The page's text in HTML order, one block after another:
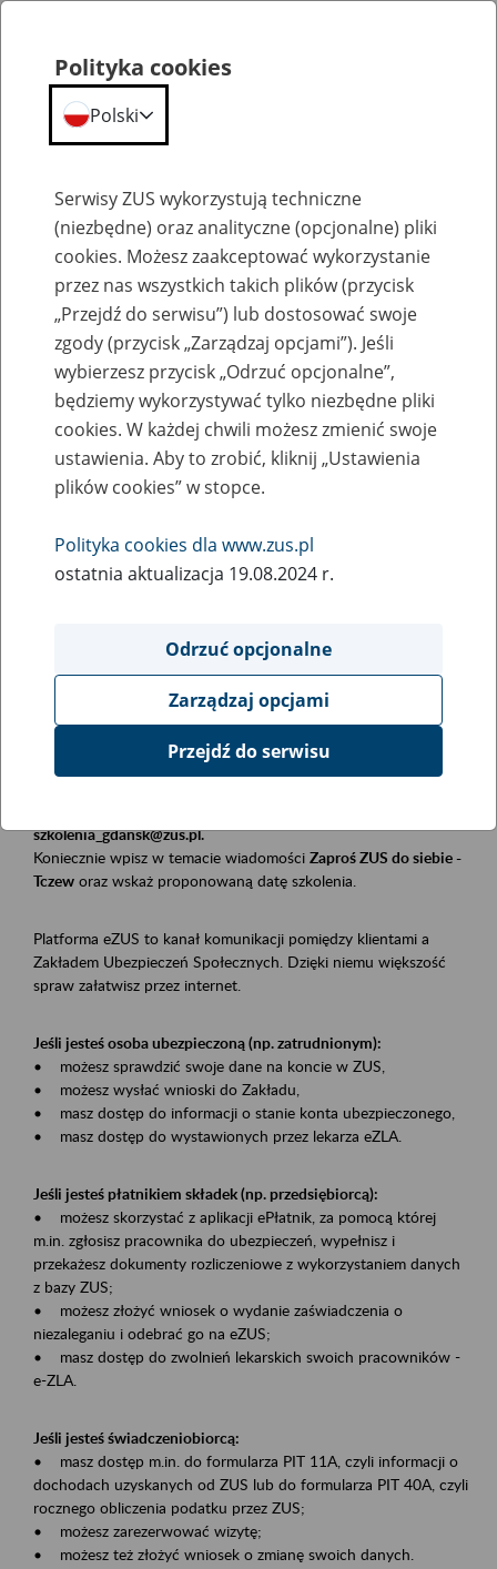
Szkolenia
Zaproś ZUS do siebie: eZUS, wizyty
rezerwowane, e-wizyty, Aktywni 50+
Rodzaj wydarzenia
Szkolenia
Obszar merytoryczny
Płatnicy, ubezpieczeni, świadczeniobiorcy
Opis wydarzenia
Szkolenie stacjonarne w siedzibie firmy, instytucji, urzędu.
szkolenia_gdansk@zus.pl.
Koniecznie wpisz w temacie wiadomości Zaproś ZUS do siebie -
Tczew oraz wskaż proponowaną datę szkolenia.
Platforma eZUS to kanał komunikacji pomiędzy klientami a
Zakładem Ubezpieczeń Społecznych. Dzięki niemu większość
spraw załatwisz przez internet.
Jeśli jesteś osoba ubezpieczoną (np. zatrudnionym):
• możesz sprawdzić swoje dane na koncie w ZUS,
• możesz wysłać wnioski do Zakładu,
• masz dostęp do informacji o stanie konta ubezpieczonego,
• masz dostęp do wystawionych przez lekarza eZLA.
Jeśli jesteś płatnikiem składek (np. przedsiębiorcą):
• możesz skorzystać z aplikacji ePłatnik, za pomocą której
m.in. zgłosisz pracownika do ubezpieczeń, wypełnisz i
przekażesz dokumenty rozliczeniowe z wykorzystaniem danych
z bazy ZUS;
• możesz złożyć wniosek o wydanie zaświadczenia o
niezaleganiu i odebrać go na eZUS;
• masz dostęp do zwolnień lekarskich swoich pracowników -
e-ZLA.
Jeśli jesteś świadczeniobiorcą:
• masz dostęp m.in. do formularza PIT 11A, czyli informacji o
dochodach uzyskanych od ZUS lub do formularza PIT 40A, czyli
rocznego obliczenia podatku przez ZUS;
• możesz zarezerwować wizytę;
• możesz też złożyć wniosek o zmianę swoich danych.
Polityka cookies
Polski
Serwisy ZUS wykorzystują techniczne
(niezbędne) oraz analityczne (opcjonalne) pliki
cookies. Możesz zaakceptować wykorzystanie
przez nas wszystkich takich plików (przycisk
„Przejdź do serwisu”) lub dostosować swoje
zgody (przycisk „Zarządzaj opcjami”). Jeśli
wybierzesz przycisk „Odrzuć opcjonalne”,
będziemy wykorzystywać tylko niezbędne pliki
cookies. W każdej chwili możesz zmienić swoje
ustawienia. Aby to zrobić, kliknij „Ustawienia
plików cookies” w stopce.
Polityka cookies dla www.zus.pl
ostatnia aktualizacja 19.08.2024 r.
Odrzuć opcjonalne
Zarządzaj opcjami
Przejdź do serwisu